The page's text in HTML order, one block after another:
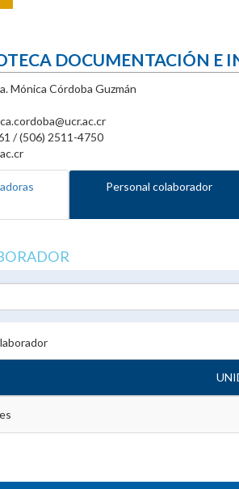
DOCUMENTACIÓN E
Mónica Córdoba Guzmán
/ (506) 2511-4750
Personal colaborador